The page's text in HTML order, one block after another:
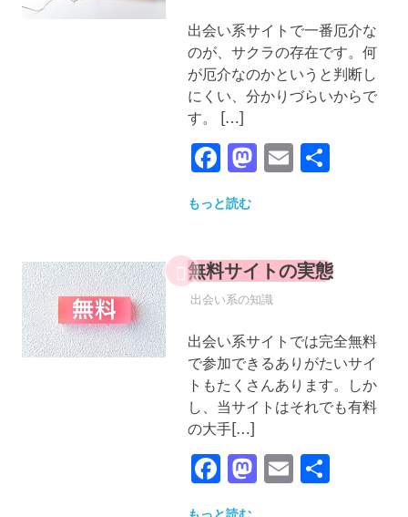
出会い系サイトで一番厄介な
のが、サクラの存在です。何
が厄介なのかというと判断し
にくい、分かりづらいからで
す。 […]
Facebook
Mastodon
Email
共
もっと読む
無料サイトの実態
2022年12月25日
YYYPRO
出会い系の知識
出会い系サイトでは完全無料
で参加できるありがたいサイ
トもたくさんあります。しか
し、当サイトはそれでも有料
の大手[…]
Facebook
Mastodon
Email
共